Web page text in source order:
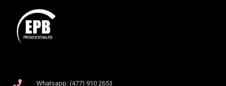
Whatsapp: (477) 910 2653